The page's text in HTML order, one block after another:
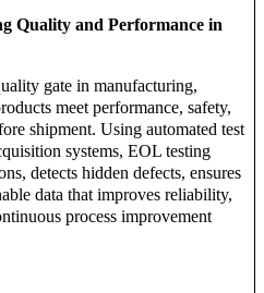
Quality and Performance in
gate in manufacturing,
meet performance, safety,
shipment. Using automated test
systems, EOL testing
detects hidden defects, ensures
data that improves reliability,
process improvement